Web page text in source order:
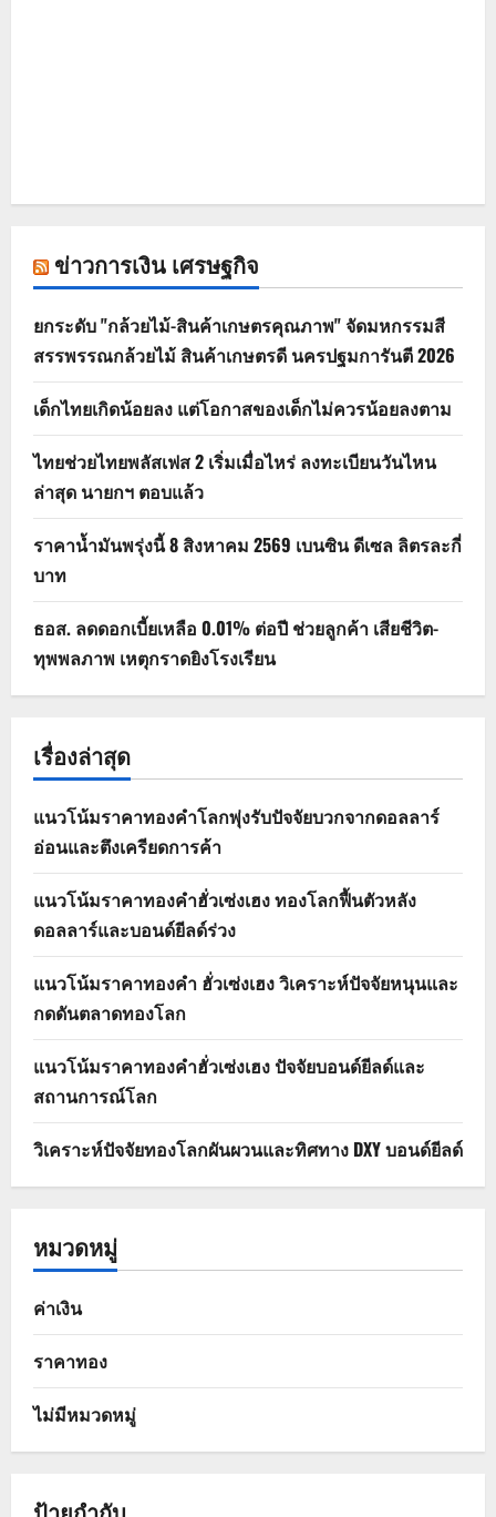
ข่าวการเงิน เศรษฐกิจ
ยกระดับ "กล้วยไม้-สินค้าเกษตรคุณภาพ" จัดมหกรรมสี
สรรพรรณกล้วยไม้ สินค้าเกษตรดี นครปฐมการันตี 2026
เด็กไทยเกิดน้อยลง แต่โอกาสของเด็กไม่ควรน้อยลงตาม
ไทยช่วยไทยพลัสเฟส 2 เริ่มเมื่อไหร่ ลงทะเบียนวันไหน
ล่าสุด นายกฯ ตอบแล้ว
ราคาน้ำมันพรุ่งนี้ 8 สิงหาคม 2569 เบนซิน ดีเซล ลิตรละกี่
บาท
ธอส. ลดดอกเบี้ยเหลือ 0.01% ต่อปี ช่วยลูกค้า เสียชีวิต-
ทุพพลภาพ เหตุกราดยิงโรงเรียน
เรื่องล่าสุด
แนวโน้มราคาทองคำโลกพุ่งรับปัจจัยบวกจากดอลลาร์
อ่อนและตึงเครียดการค้า
แนวโน้มราคาทองคำฮั่วเซ่งเฮง ทองโลกฟื้นตัวหลัง
ดอลลาร์และบอนด์ยีลด์ร่วง
แนวโน้มราคาทองคำ ฮั่วเซ่งเฮง วิเคราะห์ปัจจัยหนุนและ
กดดันตลาดทองโลก
แนวโน้มราคาทองคำฮั่วเซ่งเฮง ปัจจัยบอนด์ยีลด์และ
สถานการณ์โลก
วิเคราะห์ปัจจัยทองโลกผันผวนและทิศทาง DXY บอนด์ยีลด์
หมวดหมู่
ค่าเงิน
ราคาทอง
ไม่มีหมวดหมู่